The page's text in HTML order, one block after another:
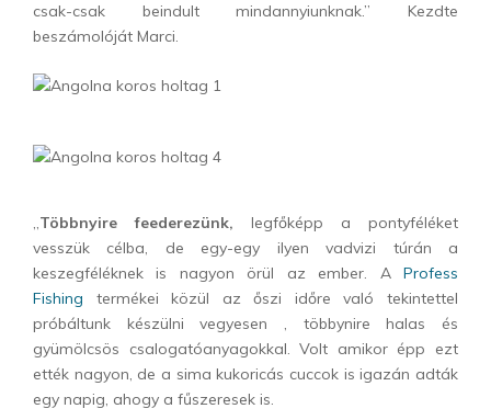
csak-csak beindult mindannyiunknak.” Kezdte
beszámolóját Marci.
„Többnyire feederezünk, legfőképp a pontyféléket
vesszük célba, de egy-egy ilyen vadvizi túrán a
keszegféléknek is nagyon örül az ember. A Profess
Fishing termékei közül az őszi időre való tekintettel
próbáltunk készülni vegyesen , többynire halas és
gyümölcsös csalogatóanyagokkal. Volt amikor épp ezt
ették nagyon, de a sima kukoricás cuccok is igazán adták
egy napig, ahogy a fűszeresek is.